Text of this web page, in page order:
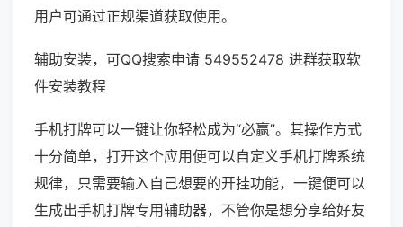
用户可通过正规渠道获取使用。
辅助安装，可QQ搜索申请 549552478 进群获取软
件安装教程
手机打牌可以一键让你轻松成为“必赢”。其操作方式
十分简单，打开这个应用便可以自定义手机打牌系统
规律，只需要输入自己想要的开挂功能，一键便可以
生成出手机打牌专用辅助器，不管你是想分享给好友